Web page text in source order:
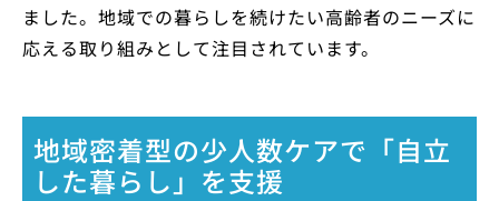
ました。地域での暮らしを続けたい高齢者のニーズに
応える取り組みとして注目されています。
地域密着型の少人数ケアで「自立
した暮らし」を支援